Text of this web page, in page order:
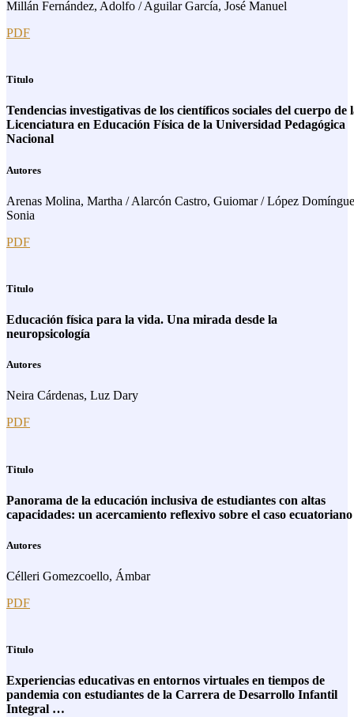
Millán Fernández, Adolfo / Aguilar García, José Manuel
PDF
Titulo
Tendencias investigativas de los científicos sociales del cuerpo de
Licenciatura en Educación Física de la Universidad Pedagógica
Nacional
Autores
Arenas Molina, Martha / Alarcón Castro, Guiomar / López
Sonia
PDF
Titulo
Educación física para la vida. Una mirada desde la
neuropsicología
Autores
Neira Cárdenas, Luz Dary
PDF
Titulo
Panorama de la educación inclusiva de estudiantes con altas
capacidades: un acercamiento reflexivo sobre el caso ecuatoriano
Autores
Célleri Gomezcoello, Ámbar
PDF
Titulo
Experiencias educativas en entornos virtuales en tiempos de
pandemia con estudiantes de la Carrera de Desarrollo Infantil
Integral …